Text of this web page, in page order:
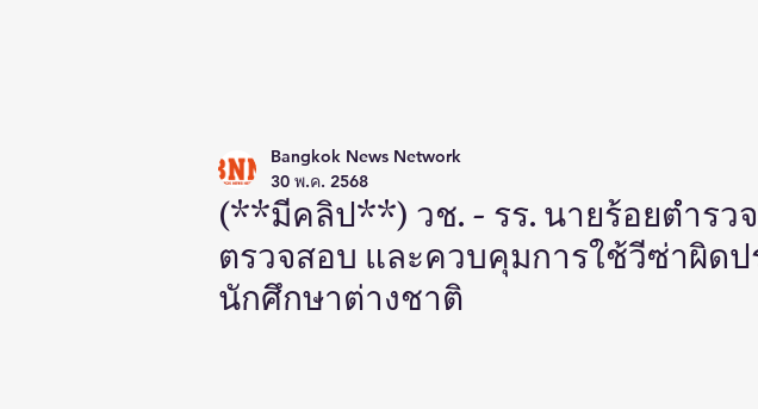
(**มีคลิป**) วช. - รร. นายร้อยตำรว
ตรวจสอบ และควบคุมการใช้วีซ่าผิดป
นักศึกษาต่างชาติ
Bangkok News Network
30 พ.ค. 2568